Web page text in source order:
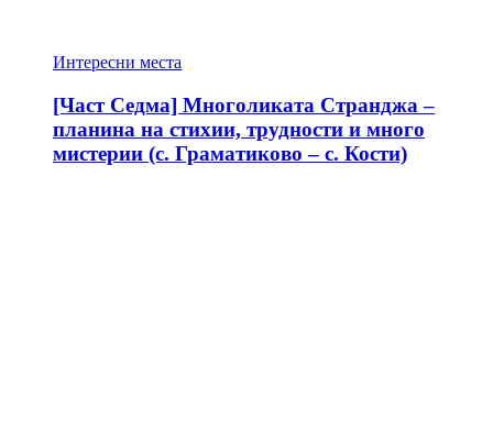
Интересни места
[Част Седма] Многоликата Странджа –
планина на стихии, трудности и много
мистерии (с. Граматиково – с. Кости)